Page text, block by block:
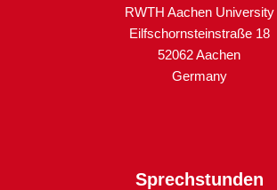
RWTH Aachen University
Eilfschornsteinstraße 18
52062 Aachen
Germany
Sprechstunden